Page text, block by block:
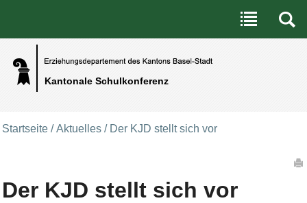
Kantonale Schulkonferenz
Benutzerspezifische Werkzeuge
Direkt zum Inhalt|Direkt zur Navigation
Startseite /Aktuelles / Der KJD stellt sich vor
Der KJD stellt sich vor